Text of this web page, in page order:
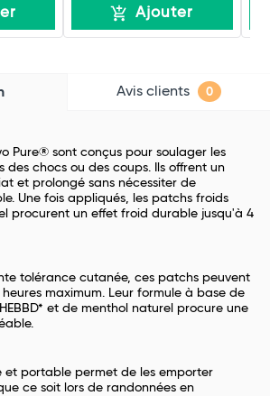
Ajouter
Avis clients 0
Pure® sont conçus pour soulager les
des chocs ou des coups. Ils offrent un
et prolongé sans nécessiter de
Une fois appliqués, les patchs froids
procurent un effet froid durable jusqu'à 4
tolérance cutanée, ces patchs peuvent
maximum. Leur formule à base de
et de menthol naturel procure une
et portable permet de les emporter
ce soit lors de randonnées en